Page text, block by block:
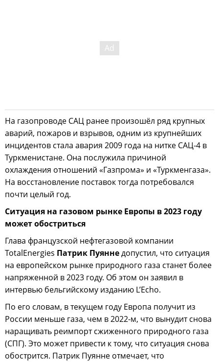
На газопроводе САЦ ранее произошёл ряд крупных
аварий, пожаров и взрывов, одним из крупнейших
инцидентов стала авария 2009 года на нитке САЦ-4 в
Туркменистане. Она послужила причиной
охлаждения отношений «Газпрома» и «Туркменгаза».
На восстановление поставок тогда потребовался
почти целый год.
Ситуация на газовом рынке Европы в 2023 году
может обостриться
Глава французской нефтегазовой компании
TotalEnergies Патрик Пуяннедопустил, что ситуация
на европейском рынке природного газа станет более
напряженной в 2023 году. Об этом он заявил в
интервью бельгийскому изданию L’Echo.
По его словам, в текущем году Европа получит из
России меньше газа, чем в 2022-м, что вынудит снова
наращивать реимпорт сжиженного природного газа
(СПГ). Это может привести к тому, что ситуация снова
обострится. Патрик Пуянне отмечает, что